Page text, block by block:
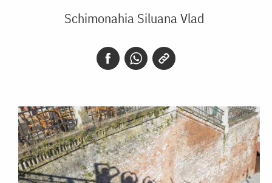
Schimonahia Siluana Vlad